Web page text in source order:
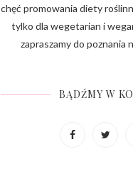
chęć promowania diety
tylko dla wegetarian i
zapraszamy do poznania
BĄDŹMY W